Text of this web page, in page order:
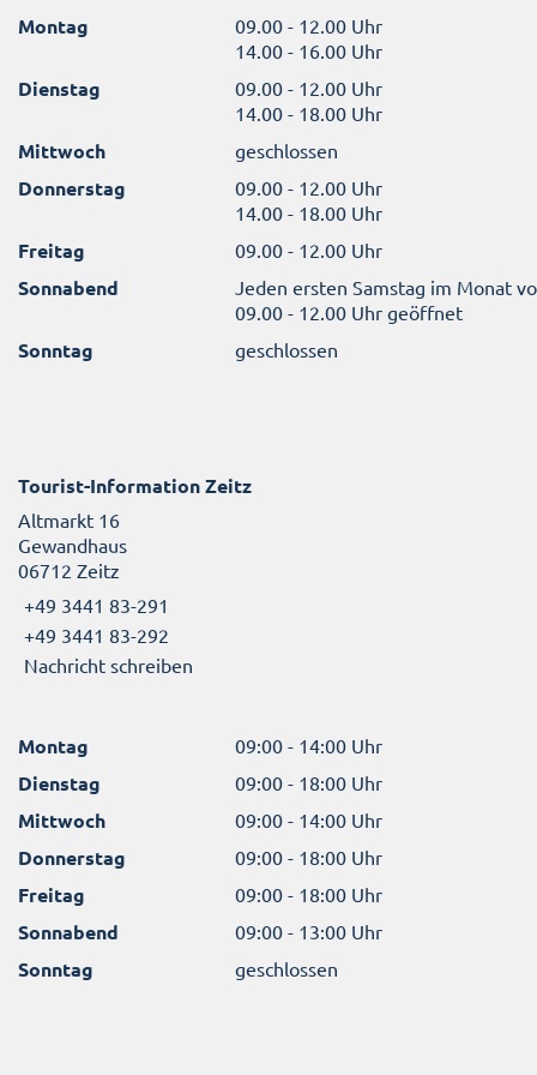
Montag
09.00 - 12.00 Uhr
14.00 - 16.00 Uhr
Dienstag
09.00 - 12.00 Uhr
14.00 - 18.00 Uhr
Mittwoch geschlossen
Donnerstag
09.00 - 12.00 Uhr
14.00 - 18.00 Uhr
Freitag 09.00 - 12.00 Uhr
Sonnabend
Jeden ersten Samstag im Monat
09.00 - 12.00 Uhr geöffnet
Sonntag geschlossen
Tourist-Information Zeitz
Altmarkt 16
Gewandhaus
06712 Zeitz
+49 3441 83-291
+49 3441 83-292
Nachricht schreiben
Montag 09:00 - 14:00 Uhr
Dienstag 09:00 - 18:00 Uhr
Mittwoch 09:00 - 14:00 Uhr
Donnerstag 09:00 - 18:00 Uhr
Freitag 09:00 - 18:00 Uhr
Sonnabend 09:00 - 13:00 Uhr
Sonntag geschlossen